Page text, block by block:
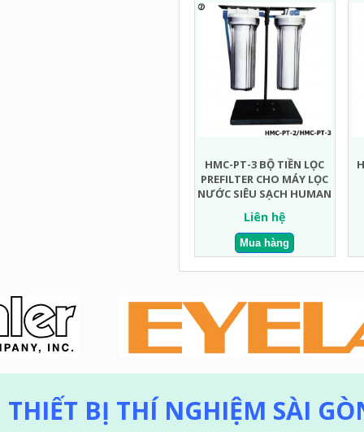
HMC-PT-3 BỘ TIỀN LỌC
PREFILTER CHO MÁY LỌC
NƯỚC SIÊU SẠCH HUMAN
Liên hệ
THIẾT BỊ THÍ NGHIỆM SÀI